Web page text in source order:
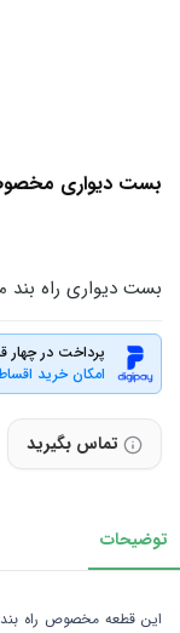
بست دیواری
بست دیواری راه
پرداخت در چهار
امکان خرید
تماس بگیرید
توضیحات
این قطعه مخصوص راه